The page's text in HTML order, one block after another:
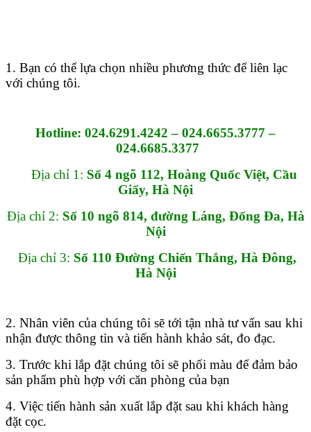
1. Bạn có thể lựa chọn nhiều phương thức để liên lạc
với chúng tôi.
Hotline: 024.6291.4242 – 024.6655.3777 –
024.6685.3377
Địa chỉ 1: Số 4 ngõ 112, Hoàng Quốc Việt, Cầu
Giấy, Hà Nội
Địa chỉ 2: Số 10 ngõ 814, đường Láng, Đống Đa, Hà
Nội
Địa chỉ 3: Số 110 Đường Chiến Thắng, Hà Đông,
Hà Nội
2. Nhân viên của chúng tôi sẽ tới tận nhà tư vấn sau khi
nhận được thông tin và tiến hành khảo sát, đo đạc.
3. Trước khi lắp đặt chúng tôi sẽ phối màu để đảm bảo
sản phẩm phù hợp với căn phòng của bạn
4. Việc tiến hành sản xuất lắp đặt sau khi khách hàng
đặt cọc.